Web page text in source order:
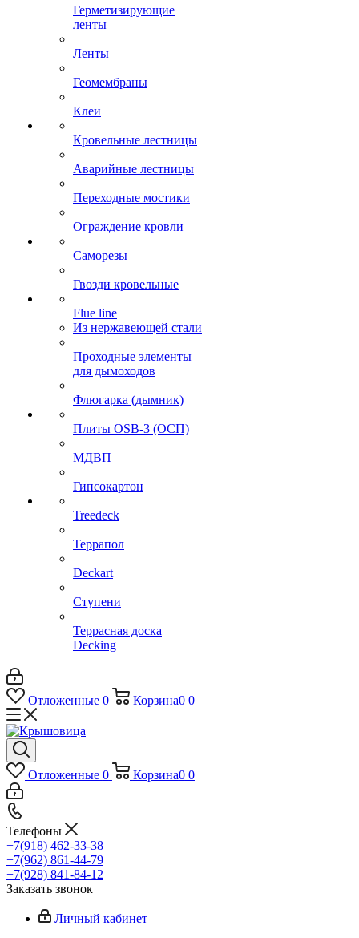
Герметизирующие
ленты
Ленты
Геомембраны
Клеи
Кровельные лестницы
Аварийные лестницы
Переходные мостики
Ограждение кровли
Саморезы
Гвозди кровельные
Flue line
Из нержавеющей стали
Проходные элементы
для дымоходов
Флюгарка (дымник)
Плиты OSB-3 (ОСП)
МДВП
Гипсокартон
Treedeck
Террапол
Deckart
Ступени
Террасная доска
Decking
Отложенные 0 Корзина0 0
Отложенные 0 Корзина0 0
Телефоны
+7(918) 462-33-38
+7(962) 861-44-79
+7(928) 841-84-12
Заказать звонок
Личный кабинет